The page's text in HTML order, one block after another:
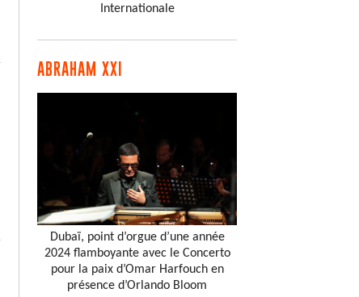
Internationale
ABRAHAM XXI
Dubaï, point d’orgue d’une année
2024 flamboyante avec le Concerto
pour la paix d’Omar Harfouch en
présence d’Orlando Bloom